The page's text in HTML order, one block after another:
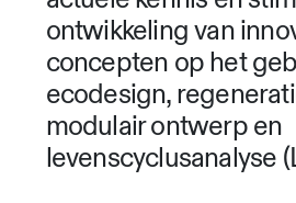
ontwikkeling van
concepten op het
ecodesign,
modulair ontwerp en
levenscyclusanalyse